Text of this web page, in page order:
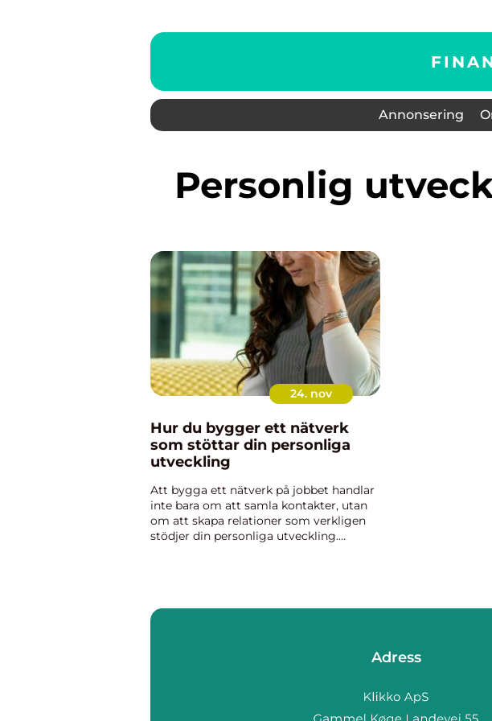
Annonsering
Personlig
24. nov
Hur du bygger ett nätverk
som stöttar din personliga
utveckling
Att bygga ett nätverk på jobbet handlar
inte bara om att samla kontakter, utan
om att skapa relationer som verkligen
stödjer din personliga utveckling.
Adress